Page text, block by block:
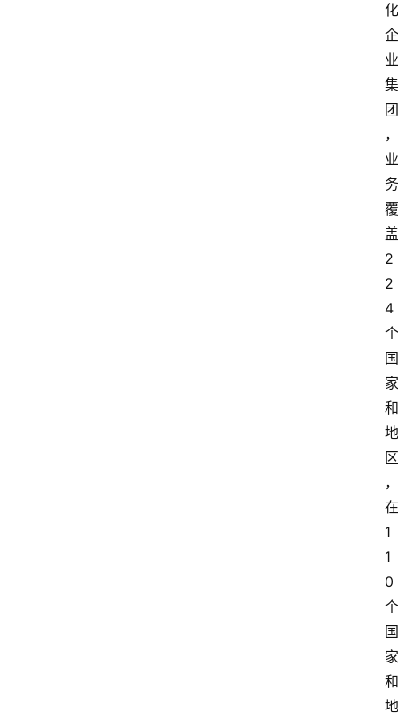
化
企
业
集
团
，
业
务
覆
盖
2
2
4
个
国
家
和
地
区
，
在
1
1
0
个
国
家
和
地